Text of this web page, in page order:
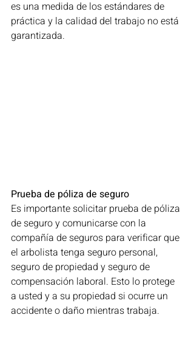
es una medida de los estándares de
práctica y la calidad del trabajo no está
garantizada.
Prueba de póliza de seguro
Es importante solicitar prueba de póliza
de seguro y comunicarse con la
compañía de seguros para verificar que
el arbolista tenga seguro personal,
seguro de propiedad y seguro de
compensación laboral. Esto lo protege
a usted y a su propiedad si ocurre un
accidente o daño mientras trabaja.